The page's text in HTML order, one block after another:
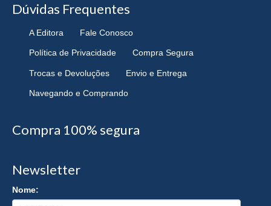
Dúvidas Frequentes
A Editora Fale Conosco
Política de Privacidade Compra Segura
Trocas e Devoluções Envio e Entrega
Navegando e Comprando
Compra 100% segura
Newsletter
Nome: